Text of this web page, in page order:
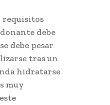
requisitos
debe
debe pesar
tras un
hidratarse
muy